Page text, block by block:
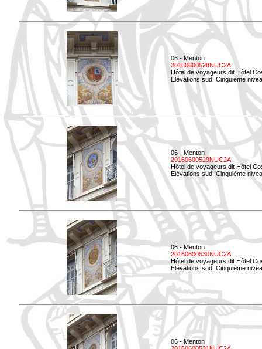
06 - Menton
20160600528NUC2A
Hôtel de voyageurs dit Hôtel
Elévations sud. Cinquième
06 - Menton
20160600529NUC2A
Hôtel de voyageurs dit Hôtel
Elévations sud. Cinquième
06 - Menton
20160600530NUC2A
Hôtel de voyageurs dit Hôtel
Elévations sud. Cinquième
06 - Menton